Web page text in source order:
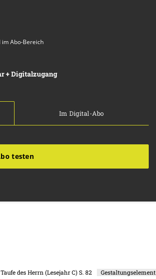
im Abo-Bereich
+ Digitalzugang
Im Digital-Abo
testen
des Herrn (Lesejahr C) S. 82 Gestaltungselement